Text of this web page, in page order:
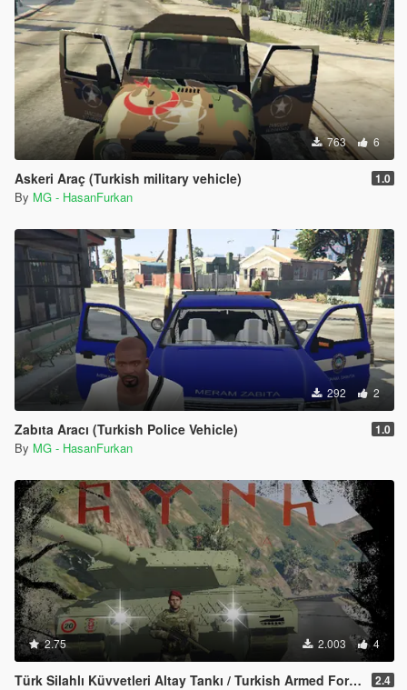
763 6
Askeri Araç (Turkish military vehicle) 1.0
By MG - HasanFurkan
292 2
Zabıta Aracı (Turkish Police Vehicle) 1.0
By MG - HasanFurkan
2.75 2.003 4
Türk Silahlı Küvvetleri Altay Tankı / Turkish Armed Forces Altay Tank 2.4